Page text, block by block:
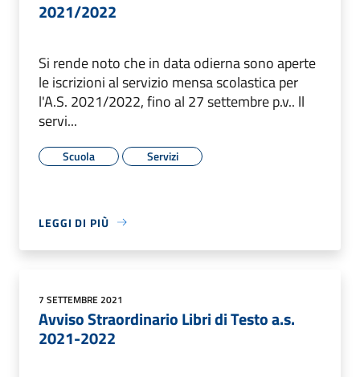
2021/2022
Si rende noto che in data odierna sono aperte
le iscrizioni al servizio mensa scolastica per
l'A.S. 2021/2022, fino al 27 settembre p.v.. ll
servi...
Scuola Servizi
LEGGI DI PIÙ
7 SETTEMBRE 2021
Avviso Straordinario Libri di Testo a.s.
2021-2022